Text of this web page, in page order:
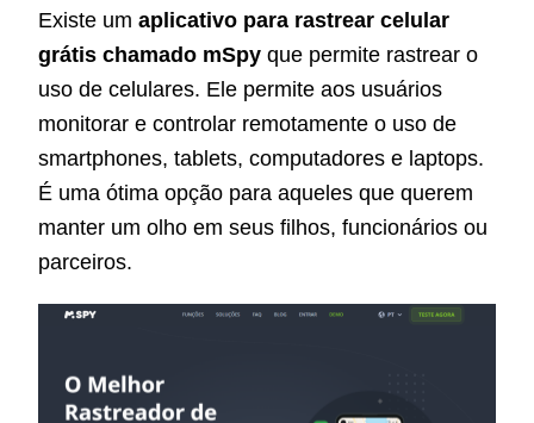
Existe umaplicativo para rastrear celular
grátis chamado mSpy que permite rastrear o
uso de celulares. Ele permite aos usuários
monitorar e controlar remotamente o uso de
smartphones, tablets, computadores e laptops.
É uma ótima opção para aqueles que querem
manter um olho em seus filhos, funcionários ou
parceiros.